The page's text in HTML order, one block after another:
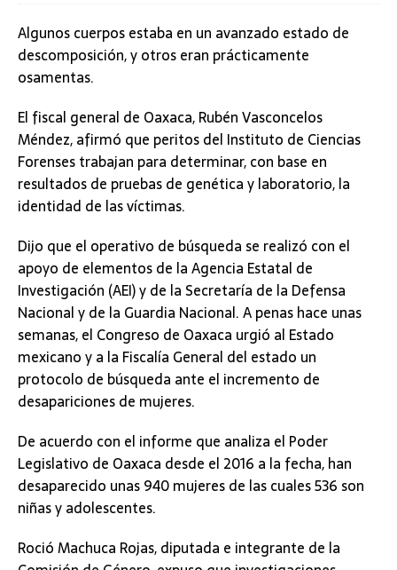
Algunos cuerpos estaba en un avanzado estado de
descomposición, y otros eran prácticamente
osamentas.
El fiscal general de Oaxaca, Rubén Vasconcelos
Méndez, afirmó que peritos del Instituto de Ciencias
Forenses trabajan para determinar, con base en
resultados de pruebas de genética y laboratorio, la
identidad de las víctimas.
Dijo que el operativo de búsqueda se realizó con el
apoyo de elementos de la Agencia Estatal de
Investigación (AEI) y de la Secretaría de la Defensa
Nacional y de la Guardia Nacional. A penas hace unas
semanas, el Congreso de Oaxaca urgió al Estado
mexicano y a la Fiscalía General del estado un
protocolo de búsqueda ante el incremento de
desapariciones de mujeres.
De acuerdo con el informe que analiza el Poder
Legislativo de Oaxaca desde el 2016 a la fecha, han
desaparecido unas 940 mujeres de las cuales 536 son
niñas y adolescentes.
Roció Machuca Rojas, diputada e integrante de la